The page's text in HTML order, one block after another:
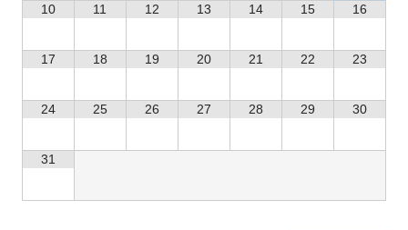
10 11 12 13 14 15 16
17 18 19 20 21 22 23
24 25 26 27 28 29 30
31